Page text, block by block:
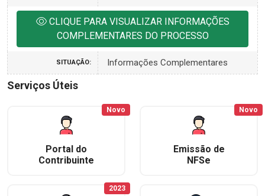
CLIQUE PARA VISUALIZAR INFORMAÇÕES
COMPLEMENTARES DO PROCESSO
SITUAÇÃO: Informações Complementares
Serviços Úteis
Portal do
Contribuinte
Novo
Emissão de
NFSe
Novo
2023